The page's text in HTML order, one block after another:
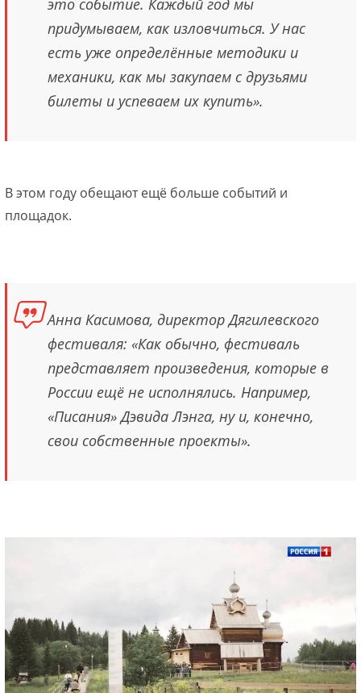
это событие. Каждый год мы
придумываем, как изловчиться. У нас
есть уже определённые методики и
механики, как мы закупаем с друзьями
билеты и успеваем их купить».
В этом году обещают ещё больше событий и
площадок.
Анна Касимова, директор Дягилевского
фестиваля: «Как обычно, фестиваль
представляет произведения, которые в
России ещё не исполнялись. Например,
«Писания» Дэвида Лэнга, ну и, конечно,
свои собственные проекты».